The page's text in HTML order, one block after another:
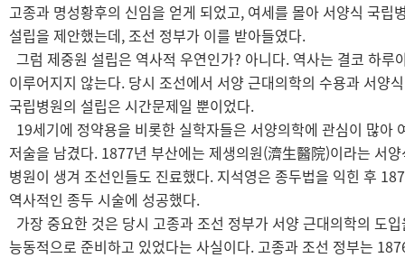
고종과 명성황후의 신임을 얻게 되었고, 여세를 몰아 서양식 국립
설립을 제안했는데, 조선 정부가 이를 받아들였다.
그럼 제중원 설립은 역사적 우연인가? 아니다. 역사는 결코 하루
이루어지지 않는다. 당시 조선에서 서양 근대의학의 수용과 서양식
국립병원의 설립은 시간문제일 뿐이었다.
19세기에 정약용을 비롯한 실학자들은 서양의학에 관심이 많아
저술을 남겼다. 1877년 부산에는 제생의원(濟生醫院)이라는 서
병원이 생겨 조선인들도 진료했다. 지석영은 종두법을 익힌 후
역사적인 종두 시술에 성공했다.
가장 중요한 것은 당시 고종과 조선 정부가 서양 근대의학의 도
능동적으로 준비하고 있었다는 사실이다. 고종과 조선 정부는